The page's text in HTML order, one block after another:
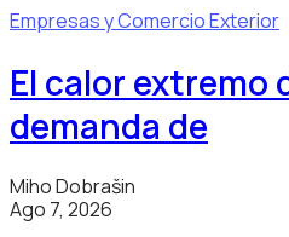
Empresas y Comercio Exterior
El calor extremo
demanda de
Miho Dobrašin
Ago 7, 2026